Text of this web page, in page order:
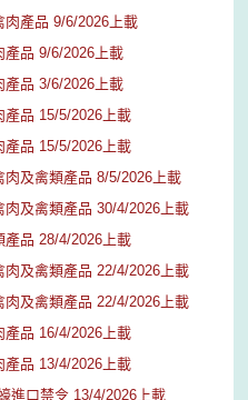
肉產品 9/6/2026上載
產品 9/6/2026上載
產品 3/6/2026上載
產品 15/5/2026上載
產品 15/5/2026上載
及禽類產品 8/5/2026上載
及禽類產品 30/4/2026上載
產品 28/4/2026上載
及禽類產品 22/4/2026上載
及禽類產品 22/4/2026上載
產品 16/4/2026上載
產品 13/4/2026上載
進口禁令 13/4/2026上載